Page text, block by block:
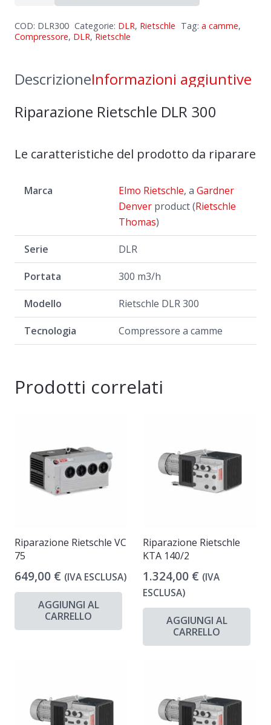
300
COD: DLR300 Categorie: DLR, Rietschle Tag: a camme,
Compressore, DLR, Rietschle
DescrizioneInformazioni aggiuntive
Riparazione Rietschle DLR 300
Le caratteristiche del prodotto da riparare
Marca Elmo Rietschle, a Gardner
Denver product (Rietschle
Thomas)
Serie DLR
Portata 300 m3/h
Modello Rietschle DLR 300
Tecnologia Compressore a camme
Prodotti correlati
Riparazione Rietschle VC
75
649,00 € (IVA ESCLUSA)
AGGIUNGI AL
CARRELLO
Riparazione Rietschle
KTA 140/2
1.324,00 € (IVA
ESCLUSA)
AGGIUNGI AL
CARRELLO